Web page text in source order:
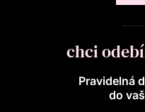
chci
Pravidelná
do